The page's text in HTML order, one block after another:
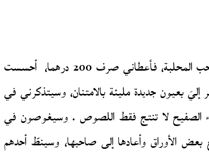
بعد أن أنهيت تناول فطوري في “المحلبة” وضعت يدي في جيبي وسحبت ورقة نقدية من فئة 20 درهما، مددتها لصاحب المحلبة، فأعطاني صرف 200 درهما، أحسست
بعيون جديدة مليئة بالامتنان، وسيتذكرني في
الصفيح لا تنتج فقط اللصوص . وسيغوصون في
الأوراق وأعادها إلى صاحبها، وسينطّ أحدهم